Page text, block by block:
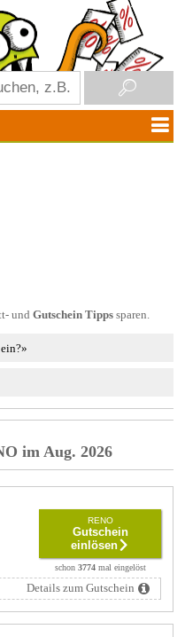
und Gutschein Tippssparen.
ein?»
im Aug. 2026
RENO
Gutschein
einlösen
schon 3774mal eingelöst
Details zum Gutschein